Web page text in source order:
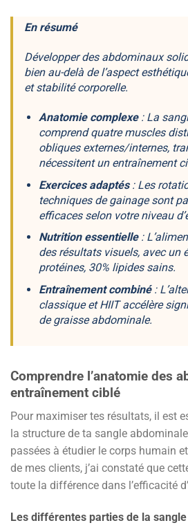
En résumé
Développer des abdominaux
bien au-delà de l’aspect
et stabilité corporelle.
Anatomie complexe: La
comprend quatre muscles
obliques externes/internes,
nécessitent un entraînement
Exercices adaptés: Les
techniques de gainage sont
efficacesselon votre niveau
Nutrition essentielle:
des résultats visuels, avec un
protéines, 30% lipides sains.
Entraînement combiné:
classique et HIIT accélère
de graisse abdominale.
Comprendre l’anatomie des
entraînement ciblé
Pour maximiser tes résultats, il est
la structure de ta sangle
passées à étudier le corps humain
de mes clients, j’ai constaté que
toute la différence dans l’efficacité
Les différentes parties de la